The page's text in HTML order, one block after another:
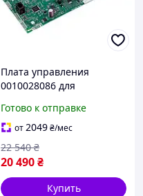
Плата управления
0010028086 для
Vaillant ecoTEC Pro/Plus,
City, Exclusive, Mynute
Готово к отправке
от2049₴/мес
20 490₴
22 540 ₴
Купить